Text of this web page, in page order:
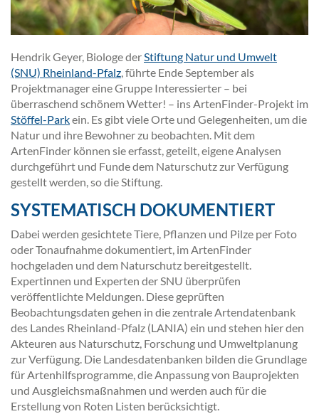
Hendrik Geyer, Biologe derStiftung Natur und Umwelt
(SNU) Rheinland-Pfalz, führte Ende September als
Projektmanager eine Gruppe Interessierter – bei
überraschend schönem Wetter! – ins ArtenFinder-Projekt im
Stöffel-Parkein. Es gibt viele Orte und Gelegenheiten, um die
Natur und ihre Bewohner zu beobachten. Mit dem
ArtenFinder können sie erfasst, geteilt, eigene Analysen
durchgeführt und Funde dem Naturschutz zur Verfügung
gestellt werden, so die Stiftung.
SYSTEMATISCH DOKUMENTIERT
Dabei werden gesichtete Tiere, Pflanzen und Pilze per Foto
oder Tonaufnahme dokumentiert, im ArtenFinder
hochgeladen und dem Naturschutz bereitgestellt.
Expertinnen und Experten der SNU überprüfen
veröffentlichte Meldungen. Diese geprüften
Beobachtungsdaten gehen in die zentrale Artendatenbank
des Landes Rheinland-Pfalz (LANIA) ein und stehen hier den
Akteuren aus Naturschutz, Forschung und Umweltplanung
zur Verfügung. Die Landesdatenbanken bilden die Grundlage
für Artenhilfsprogramme, die Anpassung von Bauprojekten
und Ausgleichsmaßnahmen und werden auch für die
Erstellung von Roten Listen berücksichtigt.